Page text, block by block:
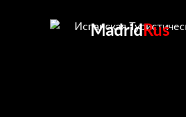
MadridRus